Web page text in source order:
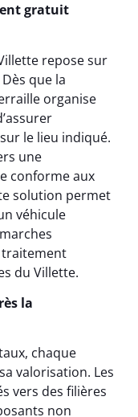
gratuit
repose sur
que la
organise
le lieu indiqué.
une
conforme aux
solution permet
véhicule
traitement
du Villette.
la
chaque
valorisation. Les
vers des filières
non